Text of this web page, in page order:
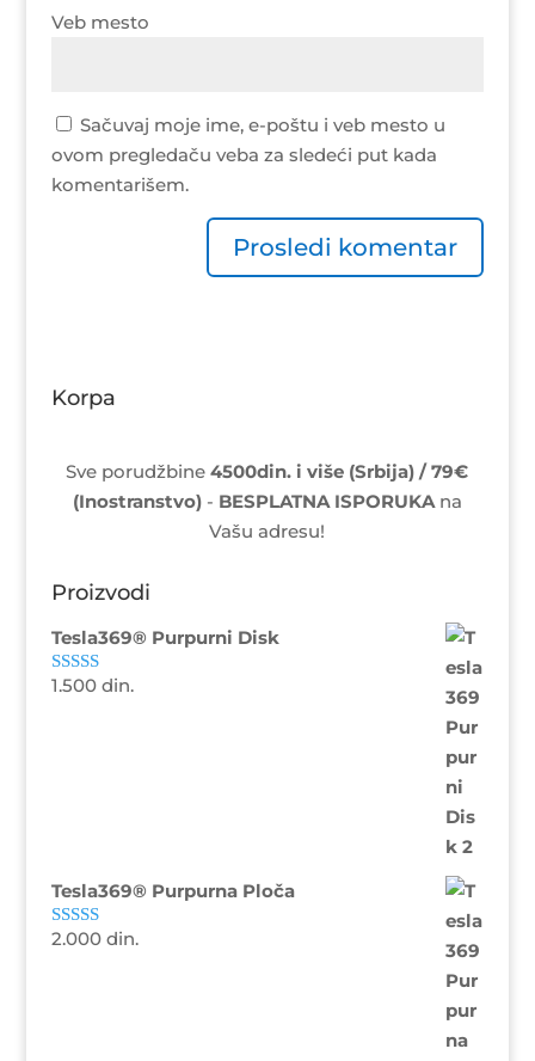
Veb mesto
Sačuvaj moje ime, e-poštu i veb mesto u
ovom pregledaču veba za sledeći put kada
komentarišem.
Korpa
Sve porudžbine4500din. i više (Srbija) / 79€
(Inostranstvo)- BESPLATNA ISPORUKAna
Vašu adresu!
Proizvodi
Tesla369® Purpurni Disk
Ocenjeno sa
1.500 din.
Tesla369® Purpurna Ploča
Ocenjeno sa
2.000 din.